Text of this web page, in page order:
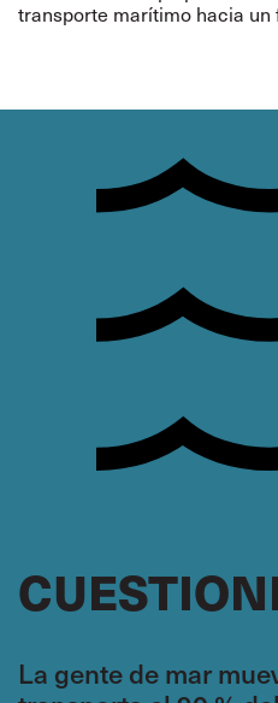
transporte marítimo hacia un
La gente de mar